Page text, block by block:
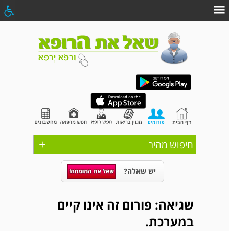
+ חיפוש מהיר
יש שאלה?
שגיאה: פורום זה אינו קיים
במערכת.